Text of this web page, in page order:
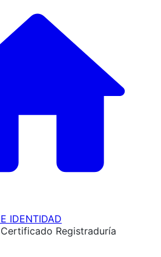
IDENTIDAD
Registraduría